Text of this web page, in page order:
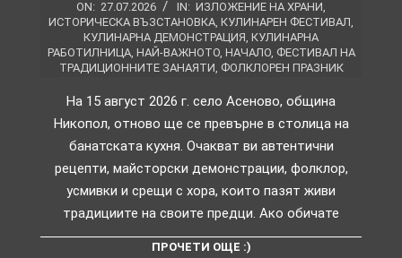
ON: 27.07.2026 IN: ИЗЛОЖЕНИЕ НА ХРАНИ
ИСТОРИЧЕСКА ВЪЗСТАНОВКА КУЛИНАРЕН ФЕСТИВАЛ
КУЛИНАРНА ДЕМОНСТРАЦИЯ КУЛИНАРНА
РАБОТИЛНИЦА, НАЙ-ВАЖНОТО, НАЧАЛО, ФЕСТИВАЛ НА
ТРАДИЦИОННИТЕ ЗАНАЯТИ ФОЛКЛОРЕН ПРАЗНИК
На 15 август 2026 г. село Асеново, община
Никопол, отново ще се превърне в столица на
банатската кухня. Очакват ви автентични
рецепти, майсторски демонстрации, фолклор,
усмивки и срещи с хора, които пазят живи
традициите на своите предци. Ако обичате
ПРОЧЕТИ ОЩЕ :)